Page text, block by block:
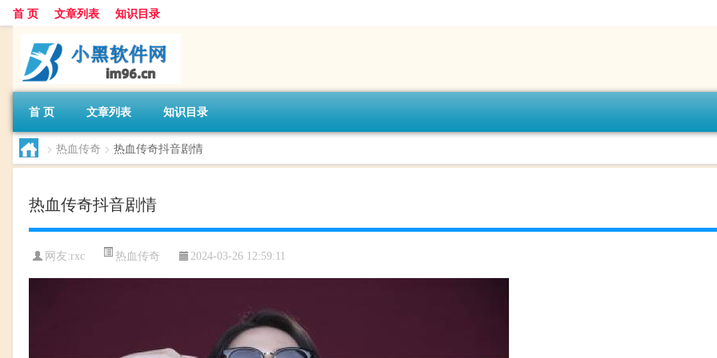
首 页 文章列表 知识目录
首 页 文章列表 知识目录
> 热血传奇 > 热血传奇抖音剧情
热血传奇抖音剧情
网友:rxc 热血传奇 2024-03-26 12:59:11